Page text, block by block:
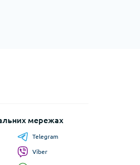
мережах
Telegram
Viber